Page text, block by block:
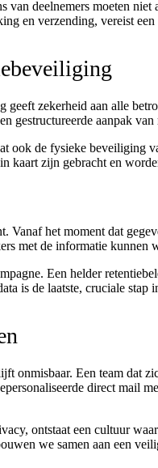
van deelnemers moeten
en verzending, vereist
zekerheid aan alle
gestructureerde aanpak
ook de fysieke
kaart zijn gebracht en
Vanaf het moment dat
met de informatie
Een helder
is de laatste, cruciale stap
onmisbaar. Een team dat
direct mail
ontstaat een cultuur
we samen aan een